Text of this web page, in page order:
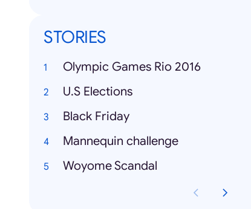
STORIES
Olympic Games Rio 2016
U.S Elections
Black Friday
Mannequin challenge
Woyome Scandal